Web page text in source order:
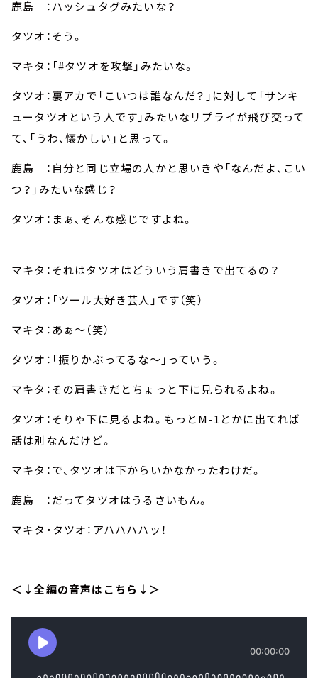
鹿島 ：ハッシュタグみたいな？
タツオ：そう。
マキタ：「#タツオを攻撃」みたいな。
タツオ：裏アカで「こいつは誰なんだ？」に対して「サンキ
ュータツオという人です」みたいなリプライが飛び交って
て、「うわ、懐かしい」と思って。
鹿島 ：自分と同じ立場の人かと思いきや「なんだよ、こい
つ？」みたいな感じ？
タツオ：まぁ、そんな感じですよね。
マキタ：それはタツオはどういう肩書きで出てるの？
タツオ：「ツール大好き芸人」です（笑）
マキタ：あぁ～（笑）
タツオ：「振りかぶってるな～」っていう。
マキタ：その肩書きだとちょっと下に見られるよね。
タツオ：そりゃ下に見るよね。もっとM-1とかに出てれば
話は別なんだけど。
マキタ：で、タツオは下からいかなかったわけだ。
鹿島 ：だってタツオはうるさいもん。
マキタ・タツオ：アハハハハッ！
＜↓全編の音声はこちら↓＞